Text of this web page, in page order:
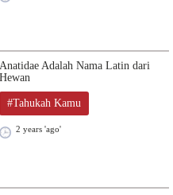
Anatidae Adalah Nama Latin dari
Hewan
#Tahukah Kamu
2 years 'ago'